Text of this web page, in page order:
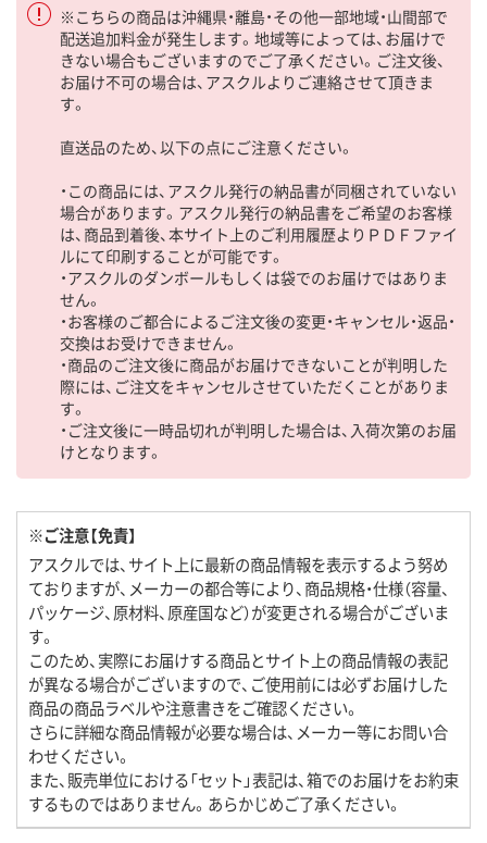
※こちらの商品は沖縄県・離島・その他一部地域・山間部で
配送追加料金が発生します。地域等によっては、お届けで
きない場合もございますのでご了承ください。ご注文後、
お届け不可の場合は、アスクルよりご連絡させて頂きま
す。
直送品のため、以下の点にご注意ください。
・この商品には、アスクル発行の納品書が同梱されていない
場合があります。アスクル発行の納品書をご希望のお客様
は、商品到着後、本サイト上のご利用履歴よりＰＤＦファイ
ルにて印刷することが可能です。
・アスクルのダンボールもしくは袋でのお届けではありま
せん。
・お客様のご都合によるご注文後の変更・キャンセル・返品・
交換はお受けできません。
・商品のご注文後に商品がお届けできないことが判明した
際には、ご注文をキャンセルさせていただくことがありま
す。
・ご注文後に一時品切れが判明した場合は、入荷次第のお届
けとなります。
※ご注意【免責】
アスクルでは、サイト上に最新の商品情報を表示するよう努め
ておりますが、メーカーの都合等により、商品規格・仕様（容量、
パッケージ、原材料、原産国など）が変更される場合がございま
す。
このため、実際にお届けする商品とサイト上の商品情報の表記
が異なる場合がございますので、ご使用前には必ずお届けした
商品の商品ラベルや注意書きをご確認ください。
さらに詳細な商品情報が必要な場合は、メーカー等にお問い合
わせください。
また、販売単位における「セット」表記は、箱でのお届けをお約束
するものではありません。あらかじめご了承ください。